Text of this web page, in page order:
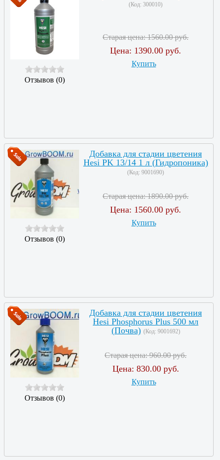
Отзывов (0)
(Код: 300010)
Старая цена:1560.00 руб.
Цена: 1390.00 руб.
Купить
Отзывов (0)
Добавка для стадии цветения
Hesi PK 13/14 1 л (Гидропоника)
(Код: 9001690)
Старая цена:1890.00 руб.
Цена: 1560.00 руб.
Купить
Отзывов (0)
Добавка для стадии цветения
Hesi Phosphorus Plus 500 мл
(Почва) (Код: 9001692)
Старая цена:960.00 руб.
Цена: 830.00 руб.
Купить